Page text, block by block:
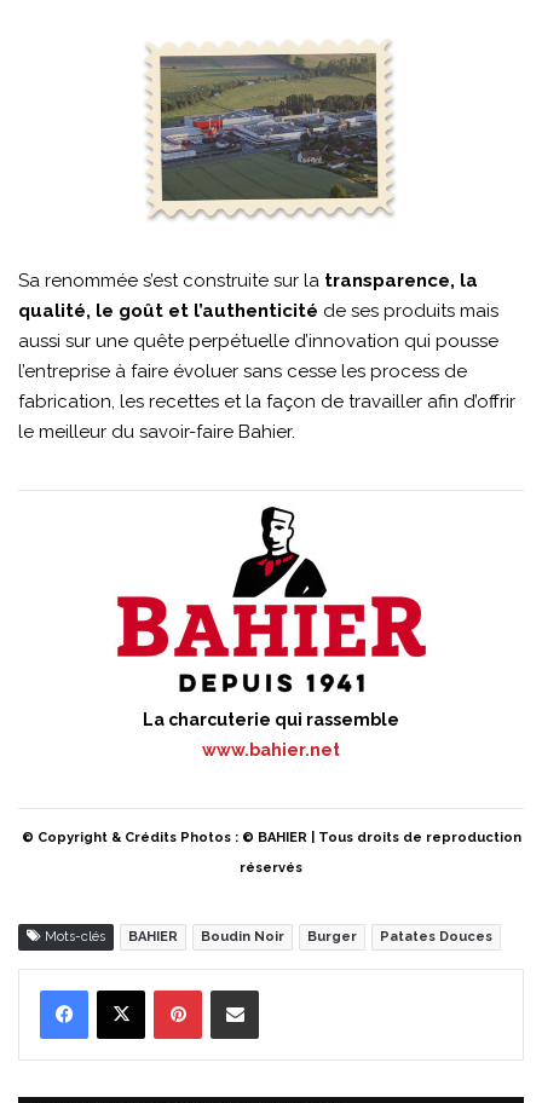
Sa renommée s’est construite sur la transparence, la
qualité, le goût et l’authenticité de ses produits mais
aussi sur une quête perpétuelle d’innovation qui pousse
l’entreprise à faire évoluer sans cesse les process de
fabrication, les recettes et la façon de travailler afin d’offrir
le meilleur du savoir-faire Bahier.
La charcuterie qui rassemble
www.bahier.net
© Copyright & Crédits Photos : © BAHIER | Tous droits de reproduction
réservés
Mots-clés BAHIER Boudin Noir Burger Patates Douces